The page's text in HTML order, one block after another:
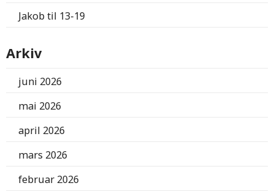
Jakobtil 13-19
Arkiv
juni 2026
mai 2026
april 2026
mars 2026
februar 2026